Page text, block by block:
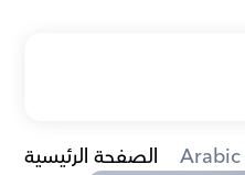
الصفحة الرئيسية